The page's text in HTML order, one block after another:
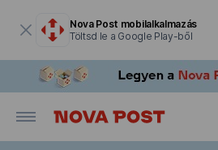
Nova Post mobilalkalmazás
Töltsd le a Google Play-ből